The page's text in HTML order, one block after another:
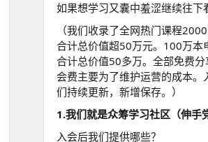
如果想学习又囊中羞涩继续往下
（我们收录了全网热门课程2000
合计总价值超50万元。100万本
合计总价值50多万。全部免费分
会费主要为了维护运营的成本。
们持续更新，新增保存。）
1.我们就是众筹学习社区（伸手
入会后我们提供哪些？